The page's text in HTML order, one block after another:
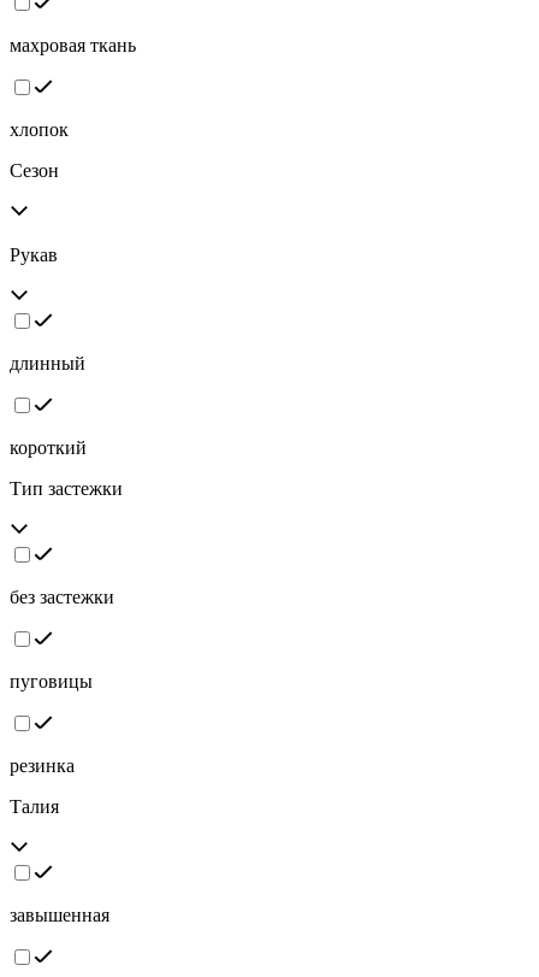
махровая ткань
хлопок
Cезон
Рукав
длинный
короткий
Тип застежки
без застежки
пуговицы
резинка
Талия
завышенная